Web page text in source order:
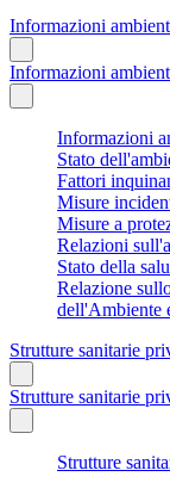
Informazioni
Informazioni
Informazioni
Stato
Fattori
Misure
Misure a
Relazioni
Stato della
Relazione
dell'Ambiente
Strutture sanitarie
Strutture sanitarie
Strutture